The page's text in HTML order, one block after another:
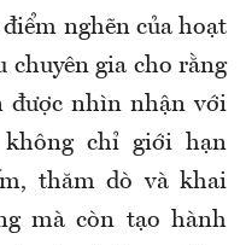
nghẽn của hoạt
chuyên gia cho rằng
được nhìn nhận với
chỉ giới hạn
thăm dò và khai
mà còn tạo hành